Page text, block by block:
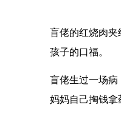
盲佬的红烧肉
孩子的口福。
盲佬生过一场
妈妈自己掏钱拿